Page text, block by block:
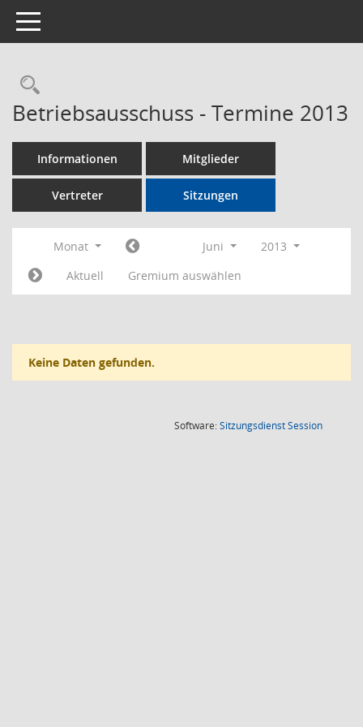
Toggle navigation
Rechercheauswahl
Betriebsausschuss - Termine 2013
Informationen Mitglieder
Vertreter Sitzungen
Monat Juni
2013
Aktuell
Gremium auswählen
Keine Daten gefunden.
Software:SitzungsdienstSession(Wird in